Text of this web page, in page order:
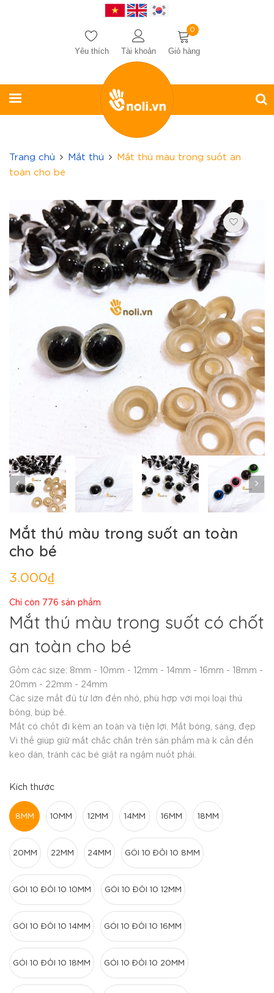
0
Giỏ hàng
Tài khoản
Yêu thích
Trang chủ Mắt thú
Mắt thú màu trong suốt an
toàn cho bé
Mắt thú màu trong suốt an toàn
cho bé
3.000₫
Chỉ còn 776 sản phẩm
Mắt thú màu trong suốt có chốt
an toàn cho bé
Gồm các size: 8mm - 10mm - 12mm - 14mm - 16mm - 18mm -
20mm - 22mm - 24mm
Các size mắt đủ từ lớn đến nhỏ, phù hợp với mọi loại thú
bông, búp bê.
Mắt có chốt đi kèm an toàn và tiện lợi. Mắt bóng, sáng, đẹp
Vì thế giúp giữ mắt chắc chắn trên sản phẩm mà k cần đến
keo dán, tránh các bé giật ra ngậm nuốt phải.
Kích thước
8MM 10MM 12MM 14MM 16MM 18MM
20MM 22MM 24MM GÓI 10 ĐÔI 10 8MM
GÓI 10 ĐÔI 10 10MM GÓI 10 ĐÔI 10 12MM
GÓI 10 ĐÔI 10 14MM GÓI 10 ĐÔI 10 16MM
GÓI 10 ĐÔI 10 18MM GÓI 10 ĐÔI 10 20MM